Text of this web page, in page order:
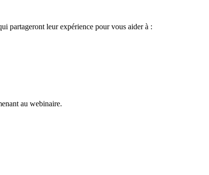
partageront leur expérience pour vous aider à :
au webinaire.